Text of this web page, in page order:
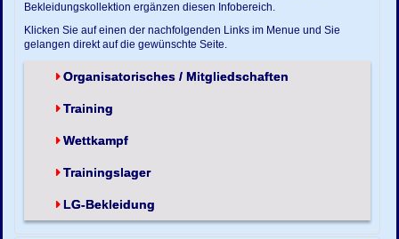
Bekleidungskollektion ergänzen diesen Infobereich.
Klicken Sie auf einen der nachfolgenden Links im Menue und Sie
gelangen direkt auf die gewünschte Seite.
Organisatorisches / Mitgliedschaften
Training
Wettkampf
Trainingslager
LG-Bekleidung